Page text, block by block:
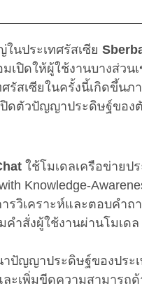
นประเทศรัสเซีย
มเปิดให้ผู้ใช้งานบางส่ว
ศรัสเซียในครั้งนี้เกิดขึ้น
ปิดตัวปัญญาประดิษฐ์ของ
ใช้โมเดลเครือข่ายป
Knowledge-
รวิเคราะห์และตอบคำ
ำสั่งผู้ใช้งานผ่านโมเดล
ปัญญาประดิษฐ์ของประ
ละเพิ่มขีดความสามารถ